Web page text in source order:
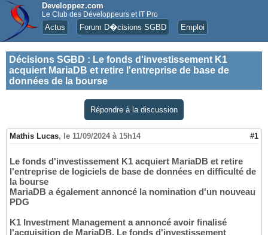
Developpez.com
Le Club des Développeurs et IT Pro
Actus Forum D�cisions SGBD Emploi
Décisions SGBD : Le fonds d'investissement K1
acquiert MariaDB et retire l'entreprise de base de
données de la bourse
Répondre à la discussion
Mathis Lucas, le 11/09/2024 à 15h14 #1
Le fonds d'investissement K1 acquiert MariaDB et retire
l'entreprise de logiciels de base de données en difficulté de
la bourse
MariaDB a également annoncé la nomination d'un nouveau
PDG
K1 Investment Management a annoncé avoir finalisé
l'acquisition de MariaDB. Le fonds d'investissement